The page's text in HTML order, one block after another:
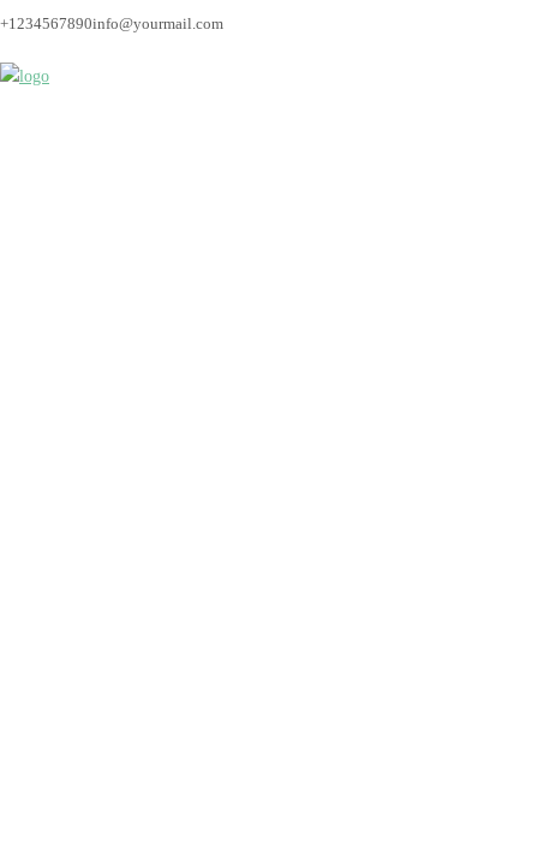
+1234567890info@yourmail.com